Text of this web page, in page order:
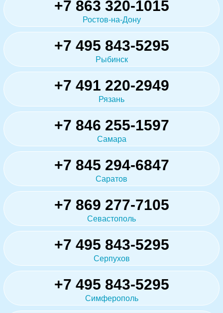
+7 863 320-1015
Ростов-на-Дону
+7 495 843-5295
Рыбинск
+7 491 220-2949
Рязань
+7 846 255-1597
Самара
+7 845 294-6847
Саратов
+7 869 277-7105
Севастополь
+7 495 843-5295
Серпухов
+7 495 843-5295
Симферополь